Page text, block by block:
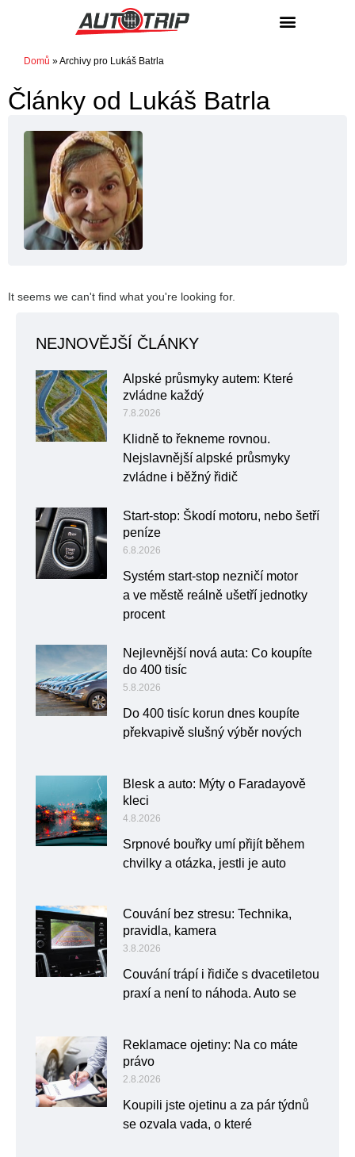
Domů »Archivy pro Lukáš Batrla
Články od Lukáš Batrla
It seems we can't find what you're looking for.
NEJNOVĚJŠÍ ČLÁNKY
Alpské průsmyky autem: Které
zvládne každý
7.8.2026
Klidně to řekneme rovnou.
Nejslavnější alpské průsmyky
zvládne i běžný řidič
Start-stop: Škodí motoru, nebo šetří
peníze
6.8.2026
Systém start-stop nezničí motor
a ve městě reálně ušetří jednotky
procent
Nejlevnější nová auta: Co koupíte
do 400 tisíc
5.8.2026
Do 400 tisíc korun dnes koupíte
překvapivě slušný výběr nových
Blesk a auto: Mýty o Faradayově
kleci
4.8.2026
Srpnové bouřky umí přijít během
chvilky a otázka, jestli je auto
Couvání bez stresu: Technika,
pravidla, kamera
3.8.2026
Couvání trápí i řidiče s dvacetiletou
praxí a není to náhoda. Auto se
Reklamace ojetiny: Na co máte
právo
2.8.2026
Koupili jste ojetinu a za pár týdnů
se ozvala vada, o které